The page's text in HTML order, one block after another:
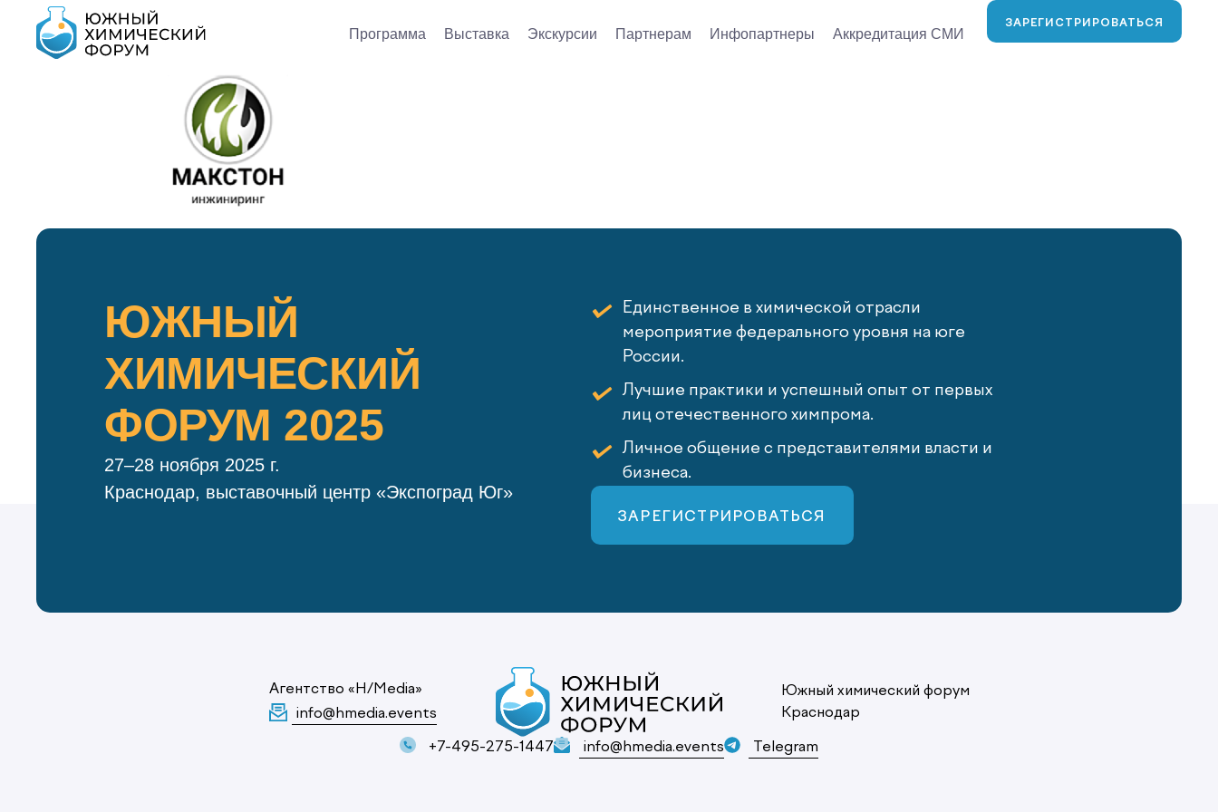
Программа Выставка Экскурсии Партнерам Инфопартнеры Аккредитация СМИ
ЗАРЕГИСТРИРОВАТЬСЯ
ЮЖНЫЙ
ХИМИЧЕСКИЙ
ФОРУМ 2025
27–28 ноября 2025 г.
Краснодар, выставочный центр «Экспоград Юг»
Единственное в химической отрасли
мероприятие федерального уровня на юге
России.
Лучшие практики и успешный опыт от первых
лиц отечественного химпрома.
Личное общение с представителями власти и
бизнеса.
ЗАРЕГИСТРИРОВАТЬСЯ
Агентство «H/Media»
info@hmedia.events
Южный химический форум
Краснодар
+7-495-275-1447 info@hmedia.events Telegram